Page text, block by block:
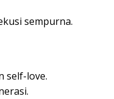
sempurna.
self-love.